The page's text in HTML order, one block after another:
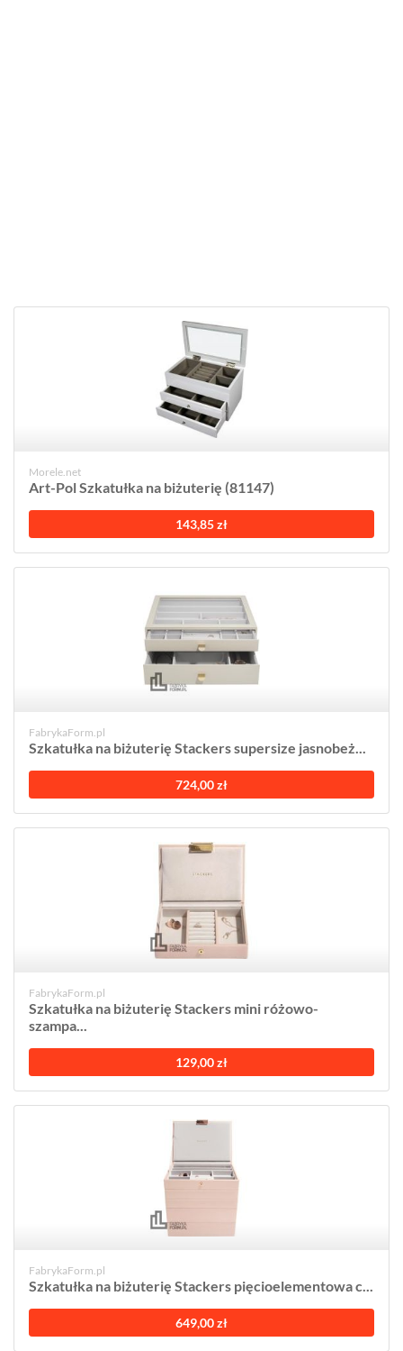
Morele.net
Art-Pol Szkatułka na biżuterię (81147)
143,85 zł
FabrykaForm.pl
Szkatułka na biżuterię Stackers supersize jasnobeż...
724,00 zł
FabrykaForm.pl
Szkatułka na biżuterię Stackers mini różowo-
szampa...
129,00 zł
FabrykaForm.pl
Szkatułka na biżuterię Stackers pięcioelementowa c...
649,00 zł